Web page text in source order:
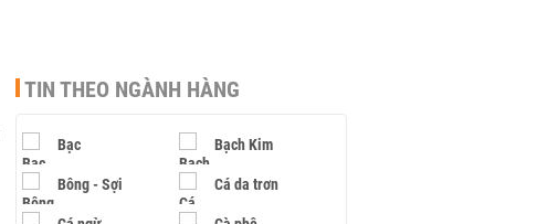
TIN THEO NGÀNH HÀNG
Bạc Bạch Kim
Bông - Sợi Cá da trơn